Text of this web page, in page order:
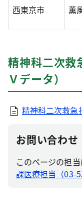
西東京市 薫
精神科二次救
Ｖデータ）
精神科二次救急
お問い合わせ
このページの担
課医療担当（03-